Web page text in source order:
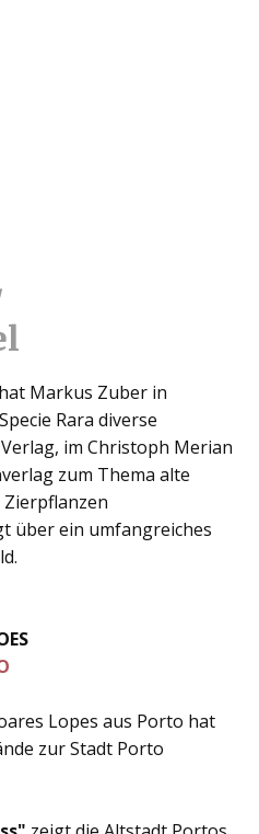
Markus Zuber in
Rara diverse
im Christoph Merian
zum Thema alte
Zierpflanzen
über ein umfangreiches
Lopes aus Porto hat
zur Stadt Porto